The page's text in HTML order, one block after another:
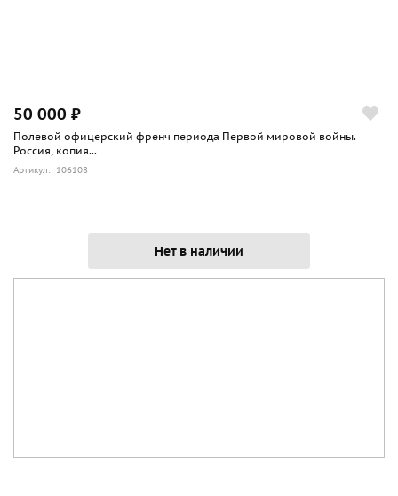
50 000 ₽
Полевой офицерский френч периода Первой мировой войны.
Россия, копия...
Артикул: 106108
Нет в наличии